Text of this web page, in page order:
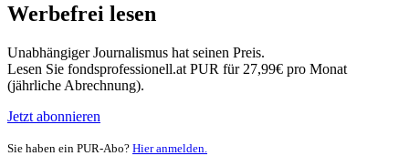
Werbefrei lesen
Unabhängiger Journalismus hat seinen Preis.
Lesen Sie fondsprofessionell.at PUR für 27,99€ pro Monat
(jährliche Abrechnung).
Jetzt abonnieren
Sie haben ein PUR-Abo? Hier anmelden.